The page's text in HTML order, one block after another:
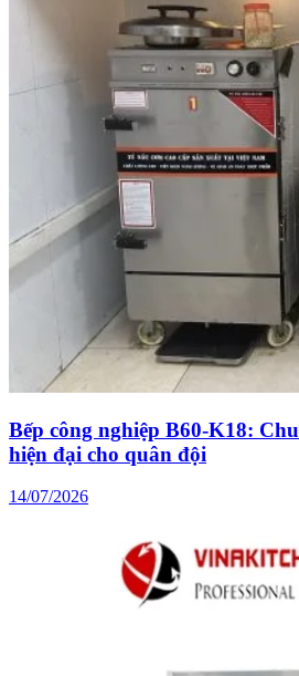
Bếp công nghiệp B60-K18:
hiện đại cho quân đội
14/07/2026